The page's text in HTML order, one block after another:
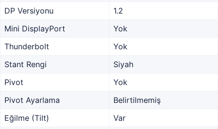
DP Versiyonu
1.2
Mini DisplayPort
Yok
Thunderbolt
Yok
Stant Rengi
Siyah
Pivot
Yok
Pivot Ayarlama
Belirtilmemiş
Eğilme (Tilt)
Var